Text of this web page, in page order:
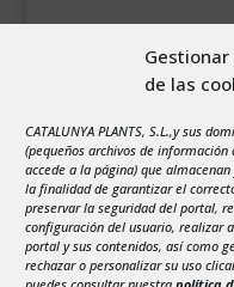
de las
CATALUNYA PLANTS, S.L.,y sus
(pequeños archivos de
accede a la página) que
la finalidad de garantizar el
preservar la seguridad del portal,
configuración del usuario, realizar
portal y sus contenidos, así como
rechazar o personalizar su uso
X
3
4 5
10
11 12
17
18 19
24
25 26
31